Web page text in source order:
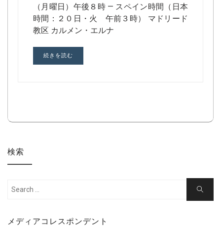
（月曜日）午後８時 — スペイン時間（日本
時間：２０日・火 午前３時） マドリード
教区 カルメン・エルナ
続きを読む
検索
Search
Search
メディアコレスポンデント